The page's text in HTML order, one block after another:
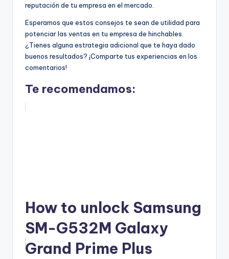
reputación de tu empresa en el mercado.
Esperamos que estos consejos te sean de utilidad para
potenciar las ventas en tu empresa de hinchables.
¿Tienes alguna estrategia adicional que te haya dado
buenos resultados? ¡Comparte tus experiencias en los
comentarios!
Te recomendamos:
How to unlock Samsung
SM-G532M Galaxy
Grand Prime Plus